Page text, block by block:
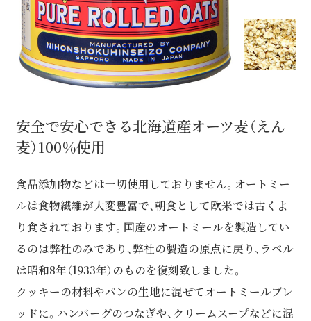
安全で安心できる北海道産オーツ麦（えん
麦）100％使用
食品添加物などは一切使用しておりません。オートミー
ルは食物繊維が大変豊富で、朝食として欧米では古くよ
り食されております。国産のオートミールを製造してい
るのは弊社のみであり、弊社の製造の原点に戻り、ラベル
は昭和8年（1933年）のものを復刻致しました。
クッキーの材料やパンの生地に混ぜてオートミールブレ
ッドに。ハンバーグのつなぎや、クリームスープなどに混